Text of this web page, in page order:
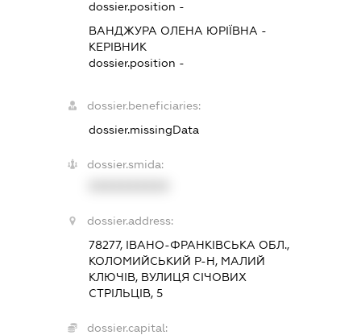
dossier.position -
ВАНДЖУРА ОЛЕНА ЮРІЇВНА -
КЕРІВНИК
dossier.position -
dossier.beneficiaries:
dossier.missingData
dossier.smida:
dossier.address:
78277, ІВАНО-ФРАНКІВСЬКА ОБЛ.,
КОЛОМИЙСЬКИЙ Р-Н, МАЛИЙ
КЛЮЧІВ, ВУЛИЦЯ СІЧОВИХ
СТРІЛЬЦІВ, 5
dossier.capital: